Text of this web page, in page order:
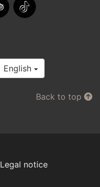
English
Back to top
Legal notice